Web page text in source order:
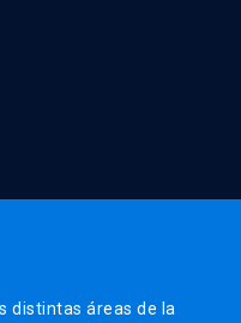
distintas áreas de la